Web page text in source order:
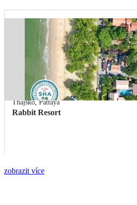
Thajsko,Pattaya
Rabbit Resort
zobrazit více